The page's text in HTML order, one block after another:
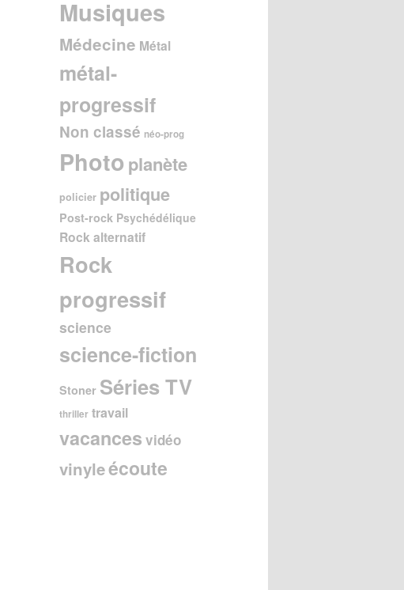
Musiques
Médecine Métal
métal-
progressif
Non classé néo-prog
Photo planète
policier politique
Post-rock Psychédélique
Rock alternatif
Rock
progressif
science
science-fiction
Stoner Séries TV
thriller travail
vacances vidéo
vinyleécoute